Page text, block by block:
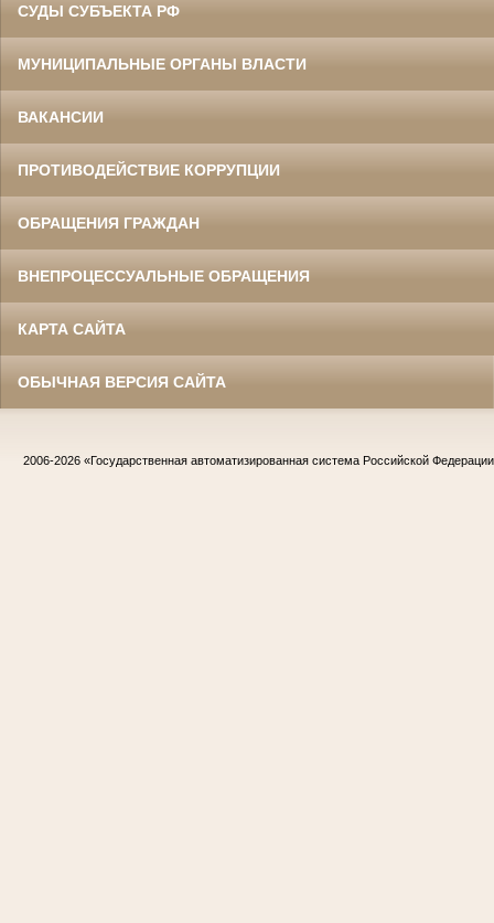
СУДЫ СУБЪЕКТА РФ
МУНИЦИПАЛЬНЫЕ ОРГАНЫ ВЛАСТИ
ВАКАНСИИ
ПРОТИВОДЕЙСТВИЕ КОРРУПЦИИ
ОБРАЩЕНИЯ ГРАЖДАН
ВНЕПРОЦЕССУАЛЬНЫЕ ОБРАЩЕНИЯ
КАРТА САЙТА
ОБЫЧНАЯ ВЕРСИЯ САЙТА
2006-2026 «Государственная автоматизированная система Российской